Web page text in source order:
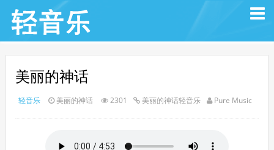
美丽的神话
轻音乐 美丽的神话 2301 美丽的神话轻音乐 Pure Music